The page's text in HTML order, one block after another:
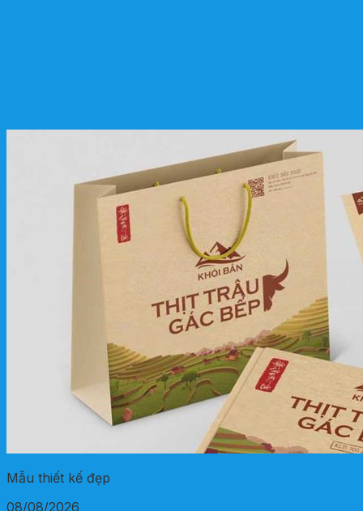
Mẫu thiết kế đẹp
08/08/2026